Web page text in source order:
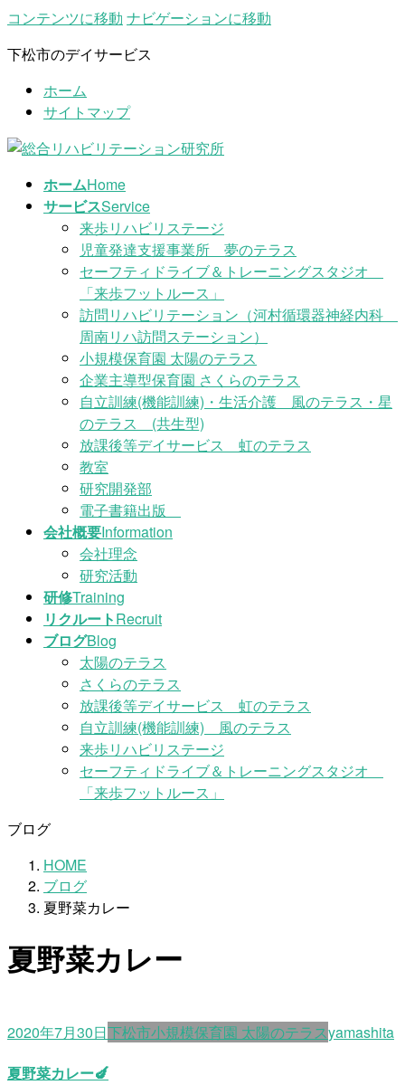
コンテンツに移動 ナビゲーションに移動
下松市のデイサービス
ホーム
サイトマップ
ホームHome
サービスService
来歩リハビリステージ
児童発達支援事業所 夢のテラス
セーフティドライブ＆トレーニングスタジオ
「来歩フットルース」
訪問リハビリテーション（河村循環器神経内科
周南リハ訪問ステーション）
小規模保育園 太陽のテラス
企業主導型保育園 さくらのテラス
自立訓練(機能訓練)・生活介護 風のテラス・星
のテラス (共生型)
放課後等デイサービス 虹のテラス
教室
研究開発部
電子書籍出版
会社概要Information
会社理念
研究活動
研修Training
リクルートRecruit
ブログBlog
太陽のテラス
さくらのテラス
放課後等デイサービス 虹のテラス
自立訓練(機能訓練) 風のテラス
来歩リハビリステージ
セーフティドライブ＆トレーニングスタジオ
「来歩フットルース」
ブログ
HOME
ブログ
夏野菜カレー
夏野菜カレー
2020年7月30日下松市小規模保育園 太陽のテラスyamashita
夏野菜カレー🍆